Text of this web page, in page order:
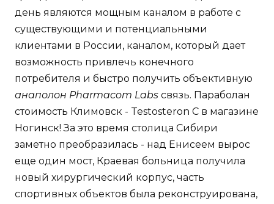
день являются мощным каналом в работе с
существующими и потенциальными
клиентами в России, каналом, который дает
возможность привлечь конечного
потребителя и быстро получить объективную
анаполон Pharmacom Labs связь. Параболан
стоимость Климовск - Testosteron C в магазине
Ногинск! За это время столица Сибири
заметно преобразилась - над Енисеем вырос
еще один мост, Краевая больница получила
новый хирургический корпус, часть
спортивных объектов была реконструирована,